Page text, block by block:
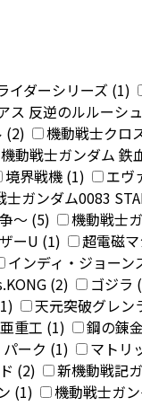
イダーシリーズ (1)
ス 反逆のルルーシ
(2)
機動戦士クロ
機動戦士ガンダム
境界戦機 (1)
エヴ
士ガンダム0083
〜 (5)
機動戦士
ーU (1)
超電磁
インディ・ジョー
(2)
ゴジラ
天元突破グレ
重工 (1)
鋼の錬
ーク (1)
マトリ
(2)
新機動戦記
(1)
機動戦士ガ